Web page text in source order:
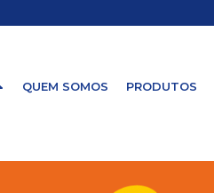
QUEM SOMOS PRODUTOS